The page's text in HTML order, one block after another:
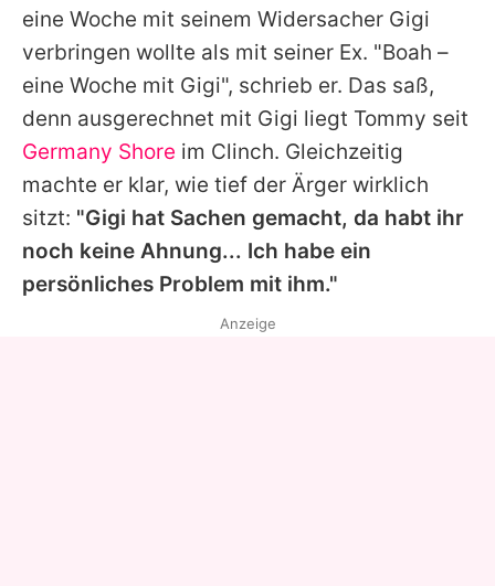
eine Woche mit seinem Widersacher Gigi
verbringen wollte als mit seiner Ex. "Boah –
eine Woche mit Gigi", schrieb er. Das saß,
denn ausgerechnet mit Gigi liegt Tommy seit
Germany Shore im Clinch. Gleichzeitig
machte er klar, wie tief der Ärger wirklich
sitzt: "Gigi hat Sachen gemacht, da habt ihr
noch keine Ahnung... Ich habe ein
persönliches Problem mit ihm."
Anzeige